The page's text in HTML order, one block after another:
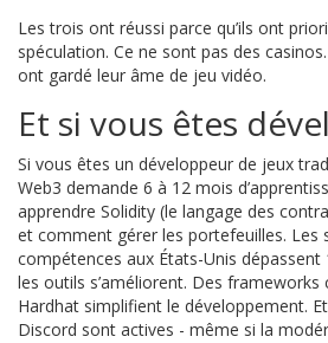
Les trois ont réussi parce qu’ils ont
spéculation. Ce ne sont pas des
ont gardé leur âme de jeu vidéo.
Et si vous êtes
Si vous êtes un développeur de jeux
Web3 demande 6 à 12 mois
apprendre Solidity (le langage des
et comment gérer les portefeuilles. Les
compétences aux États-Unis dépassent
les outils s’améliorent. Des
Hardhat simplifient le développement.
Discord sont actives - même si la